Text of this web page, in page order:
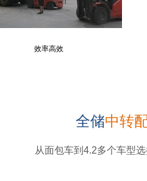
效率高效
全储中转
从面包车到4.2多个车型